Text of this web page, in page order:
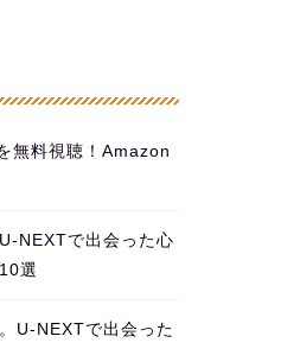
無料視聴！Amazon
NEXTで出会った心
選
U-NEXTで出会った